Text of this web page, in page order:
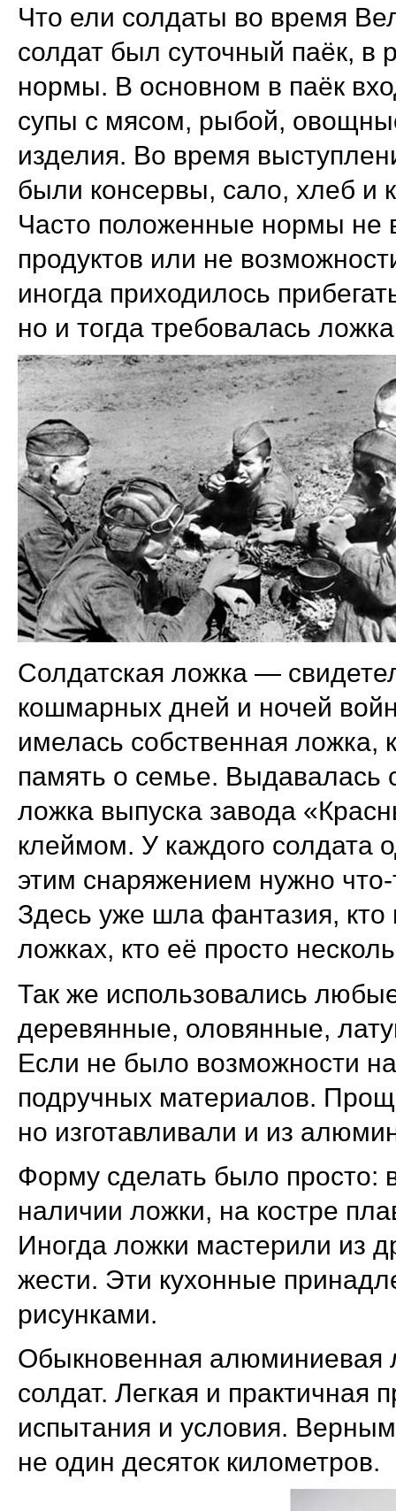
Что ели солдаты во время
солдат был суточный паёк, в
нормы. В основном в паёк
супы с мясом, рыбой,
изделия. Во время
были консервы, сало, хлеб и
Часто положенные нормы не
продуктов или не
иногда приходилось
но и тогда требовалась
Солдатская ложка —
кошмарных дней и ночей
имелась собственная ложка,
память о семье. Выдавалась
ложка выпуска завода
клеймом. У каждого солдата
этим снаряжением нужно
Здесь уже шла фантазия, кто
ложках, кто её просто
Так же использовались
деревянные, оловянные,
Если не было возможности
подручных материалов.
но изготавливали и из
Форму сделать было просто:
наличии ложки, на костре
Иногда ложки мастерили из
жести. Эти кухонные
рисунками.
Обыкновенная алюминиевая
солдат. Легкая и
испытания и условия.
не один десяток километров.